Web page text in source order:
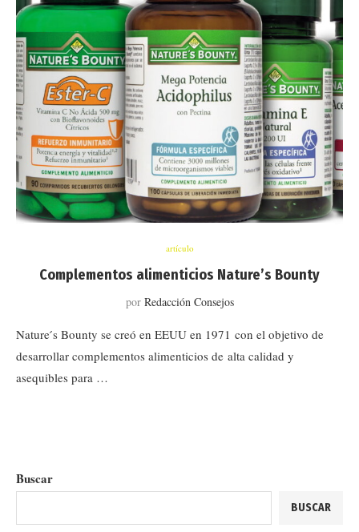
artículo
Complementos alimenticios Nature’s Bounty
por Redacción Consejos
Nature ́s Bounty se creó en EEUU en 1971 con el objetivo de
desarrollar complementos alimenticios de alta calidad y
asequibles para …
Buscar
BUSCAR